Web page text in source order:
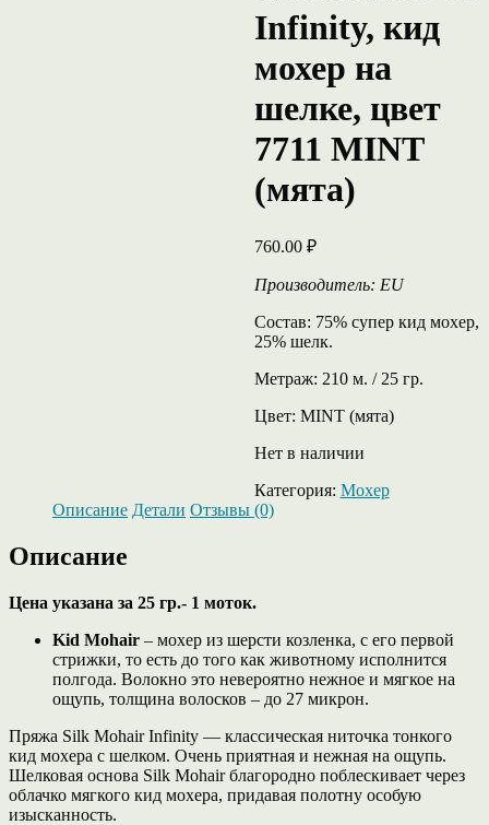
Infinity, кид
мохер на
шелке, цвет
7711 MINT
(мята)
760.00 ₽
Производитель: EU
Состав: 75% супер кид мохер,
25% шелк.
Метраж: 210 м. / 25 гр.
Цвет: MINT (мята)
Нет в наличии
Категория: Мохер
Описание Детали Отзывы (0)
Описание
Цена указана за 25 гр.- 1 моток.
Kid Mohair – мохер из шерсти козленка, с его первой
стрижки, то есть до того как животному исполнится
полгода. Волокно это невероятно нежное и мягкое на
ощупь, толщина волосков – до 27 микрон.
Пряжа Silk Mohair Infinity — классическая ниточка тонкого
кид мохера с шелком. Очень приятная и нежная на ощупь.
Шелковая основа Silk Mohair благородно поблескивает через
облачко мягкого кид мохера, придавая полотну особую
изысканность.